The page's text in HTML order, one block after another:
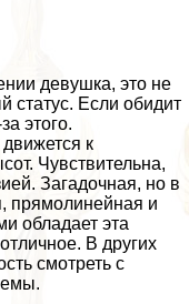
дeвyшка, это не
статус. Если обидит
этого.
к
Чувствительна,
Загадочная, но в
прямолинейная и
обладает эта
В других
смотреть с